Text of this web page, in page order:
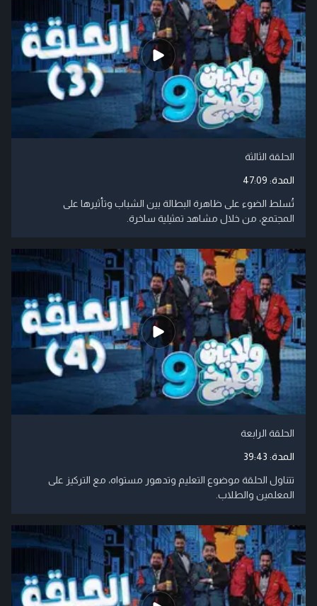
الحلقة الثالثة
المدة: 47:09
تُسلط الضوء على ظاهرة البطالة بين الشباب وتأثيرها على
المجتمع، من خلال مشاهد تمثيلية ساخرة.
الحلقة الرابعة
المدة: 39:43
تتناول الحلقة موضوع التعليم وتدهور مستواه، مع التركيز على
المعلمين والطلاب.​